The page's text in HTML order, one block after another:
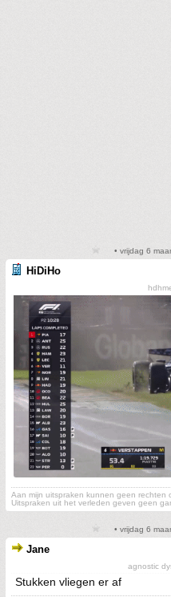
• vrijdag 6
HiDiHo
Aan mijn uitspraken kunnen geen rechten
Uitspraken uit het verleden geven geen
• vrijdag 6
Jane
agnostic
Stukken vliegen er af